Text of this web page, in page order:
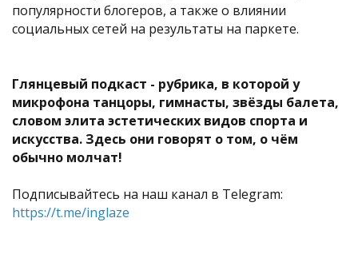
популярности блогеров, а также о влиянии
социальных сетей на результаты на паркете.
Глянцевый подкаст - рубрика, в которой у
микрофона танцоры, гимнасты, звёзды балета,
словом элита эстетических видов спорта и
искусства. Здесь они говорят о том, о чём
обычно молчат!
Подписывайтесь на наш канал в Telegram:
https://t.me/inglaze